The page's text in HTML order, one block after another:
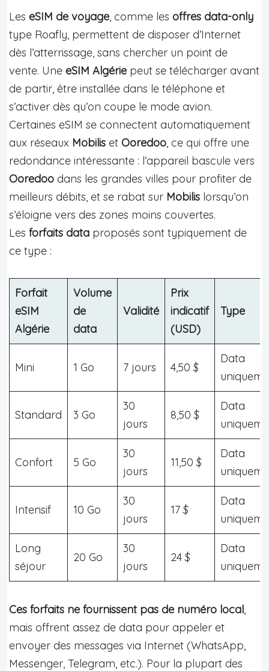
Les eSIM de voyage, comme les offres data-only
type Roafly, permettent de disposer d’Internet
dès l’atterrissage, sans chercher un point de
vente. Une eSIM Algérie peut se télécharger avant
de partir, être installée dans le téléphone et
s’activer dès qu’on coupe le mode avion.
Certaines eSIM se connectent automatiquement
aux réseaux Mobilis et Ooredoo, ce qui offre une
redondance intéressante : l’appareil bascule vers
Ooredoo dans les grandes villes pour profiter de
meilleurs débits, et se rabat sur Mobilis lorsqu’on
s’éloigne vers des zones moins couvertes.
Les forfaits data proposés sont typiquement de
ce type :
Forfait
eSIM
Algérie
Volume
de
data
Validité
Prix
indicatif
(USD)
Type
Mini 1 Go 7 jours 4,50 $
Data
Standard 3 Go
30
jours
8,50 $
Data
Confort 5 Go
30
jours
11,50 $
Data
Intensif 10 Go
30
jours
17 $
Data
Long
séjour
20 Go
30
jours
24 $
Data
Ces forfaits ne fournissent pas de numéro local,
mais offrent assez de data pour appeler et
envoyer des messages via Internet (WhatsApp,
Messenger, Telegram, etc.). Pour la plupart des